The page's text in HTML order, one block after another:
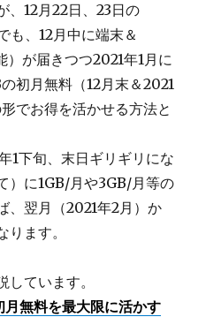
、12月22日、23日の
も、12月中に端末＆
が届きつつ2021年1月に
初月無料（12月末＆2021
でお得を活かせる方法と
1下旬、末日ギリギリにな
）に1GB/月や3GB/月等の
、翌月（2021年2月）か
ます。
ています。
月無料を最大限に活かす